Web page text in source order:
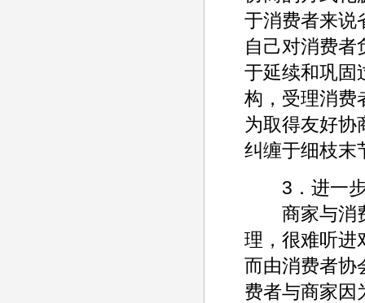
于消费者来说
自己对消费者
于延续和巩固
构，受理消费
为取得友好协
纠缠于细枝末
3．进一步
商家与消费
理，很难听进
而由消费者协
费者与商家因